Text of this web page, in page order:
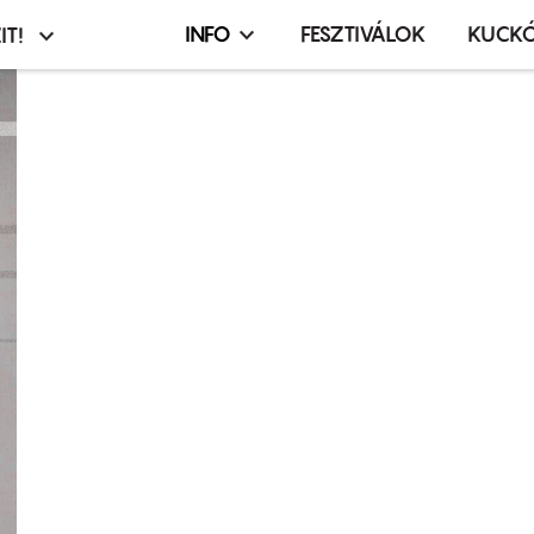
Infó,
INFO FESZTIVÁLOK